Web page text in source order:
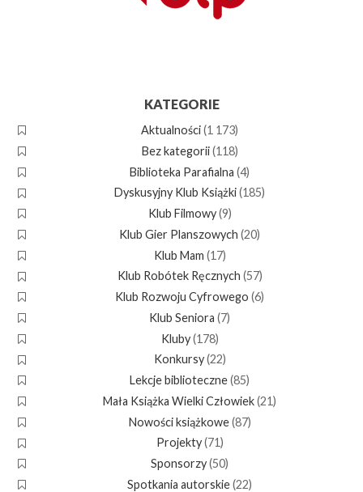
KATEGORIE
Aktualności(1 173)
Bez kategorii(118)
Biblioteka Parafialna (4)
Dyskusyjny Klub Książki(185)
Klub Filmowy(9)
Klub Gier Planszowych (20)
Klub Mam (17)
Klub Robótek Ręcznych (57)
Klub Rozwoju Cyfrowego (6)
Klub Seniora (7)
Kluby(178)
Konkursy(22)
Lekcje biblioteczne(85)
Mała Książka Wielki Człowiek(21)
Nowości książkowe(87)
Projekty(71)
Sponsorzy(50)
Spotkania autorskie(22)